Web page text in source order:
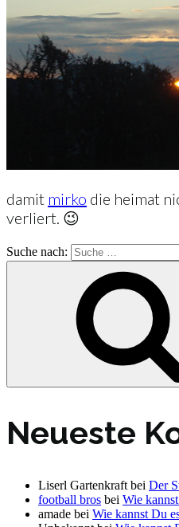
damit mirko die heimat
verliert. 😉
Suche nach:
Neueste
Liserl Gartenkraft bei Der
football bros bei Wie
amade bei Wie kannst Du